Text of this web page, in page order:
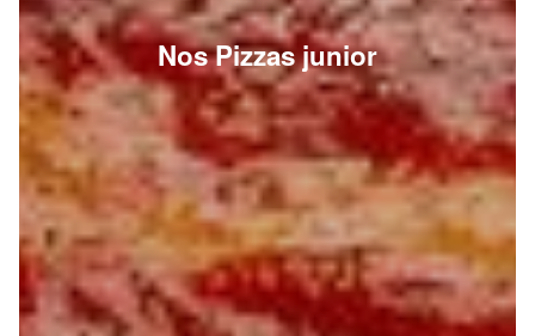
Nos Pizzas junior